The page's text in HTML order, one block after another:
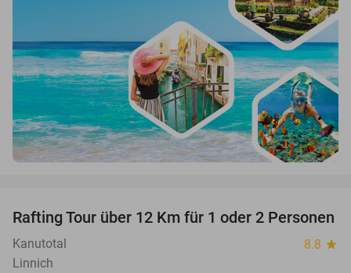
34%
Rafting Tour über 12 Km für 1 oder 2 Personen
Kanutotal 8.8 star
Linnich